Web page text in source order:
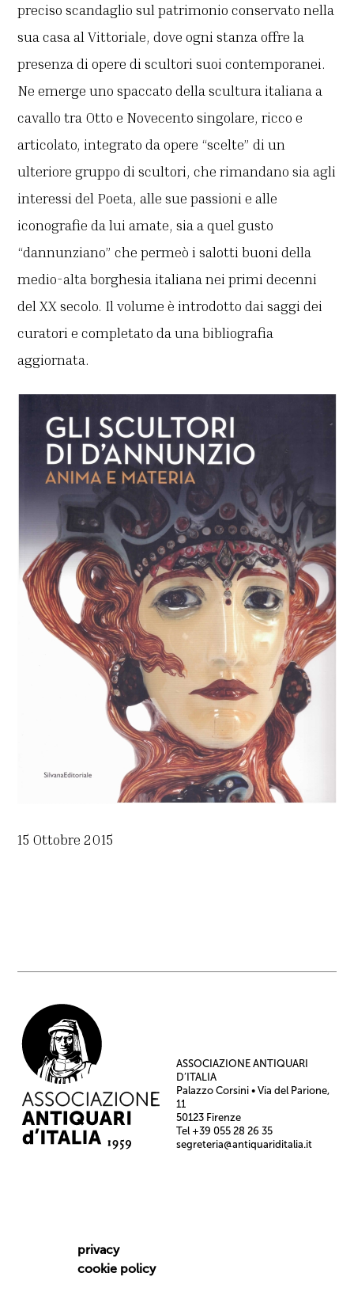
preciso scandaglio sul patrimonio conservato nella
sua casa al Vittoriale, dove ogni stanza offre la
presenza di opere di scultori suoi contemporanei.
Ne emerge uno spaccato della scultura italiana a
cavallo tra Otto e Novecento singolare, ricco e
articolato, integrato da opere “scelte” di un
ulteriore gruppo di scultori, che rimandano sia agli
interessi del Poeta, alle sue passioni e alle
iconografie da lui amate, sia a quel gusto
“dannunziano” che permeò i salotti buoni della
medio-alta borghesia italiana nei primi decenni
del XX secolo. Il volume è introdotto dai saggi dei
curatori e completato da una bibliografia
aggiornata.
15 Ottobre 2015
ASSOCIAZIONE ANTIQUARI
D’ITALIA
Palazzo Corsini • Via del Parione,
11
50123 Firenze
Tel +39 055 28 26 35
segreteria@antiquariditalia.it
privacy
cookie policy